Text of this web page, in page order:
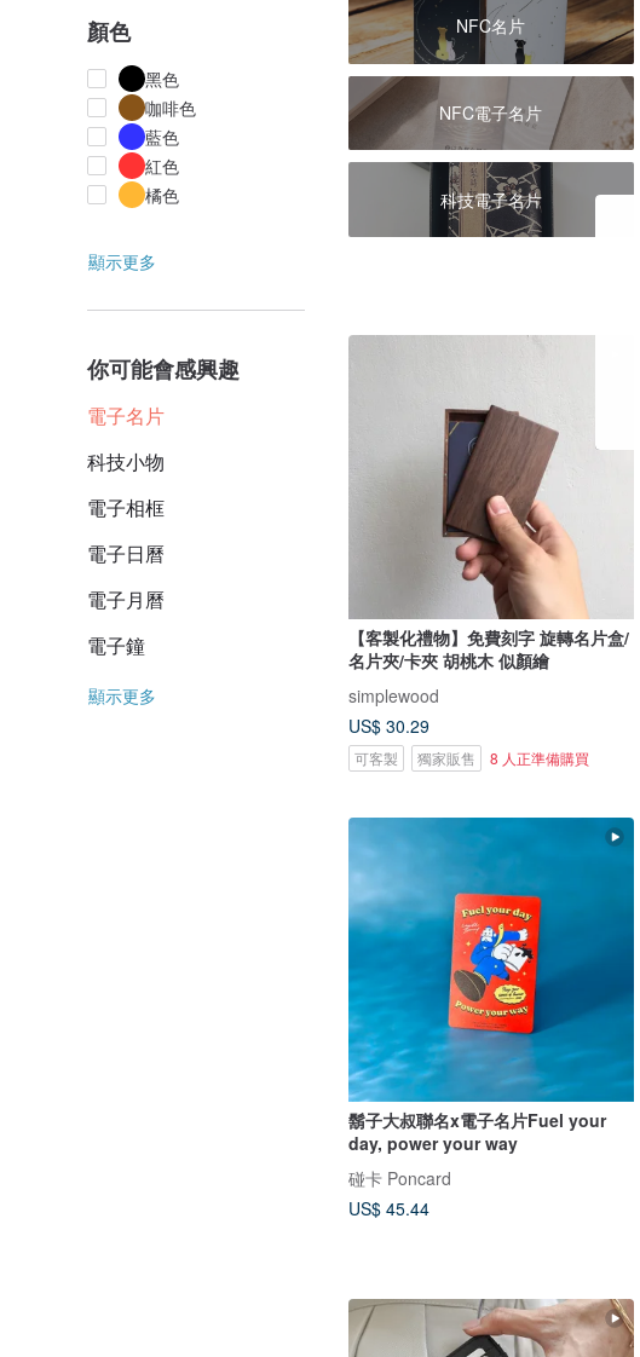
顏色
黑色
咖啡色
藍色
紅色
橘色
顯示更多
你可能會感興趣
電子名片
科技小物
電子相框
電子日曆
電子月曆
電子鐘
顯示更多
NFC名片
NFC電子名片
科技電子名片
【客製化禮物】免費刻字 旋轉名片盒/
名片夾/卡夾 胡桃木 似顏繪
simplewood
US$ 30.29
可客製 獨家販售 8 人正準備購買
鬍子大叔聯名x電子名片Fuel your
day, power your way
碰卡 Poncard
US$ 45.44